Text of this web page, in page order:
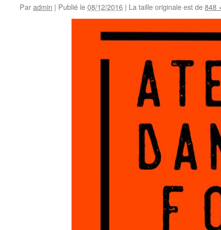
Paradmin | Publié le08/12/2016 | La taille originale est de848